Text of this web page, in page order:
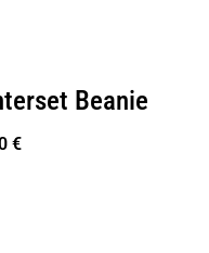
Beanie
€